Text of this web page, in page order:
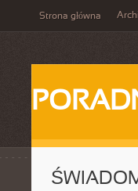
Strona główna